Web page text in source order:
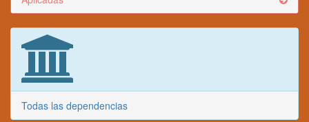
Todas las dependencias